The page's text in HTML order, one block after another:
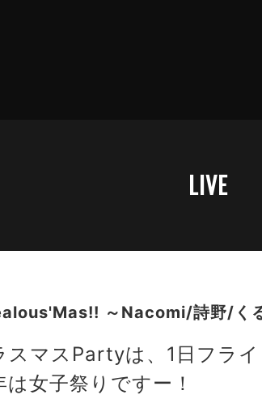
LIVE
～Nacomi/詩野/く
スマスPartyは、1日フラ
女子祭りですー！